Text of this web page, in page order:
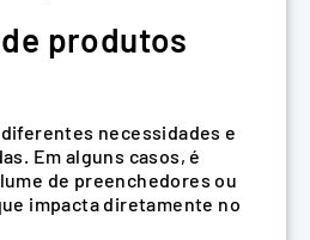
produtos
necessidades e
Em alguns casos, é
de preenchedores ou
impacta diretamente no